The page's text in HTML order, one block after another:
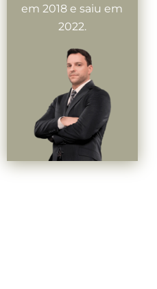
em 2018 e saiu em
2022.